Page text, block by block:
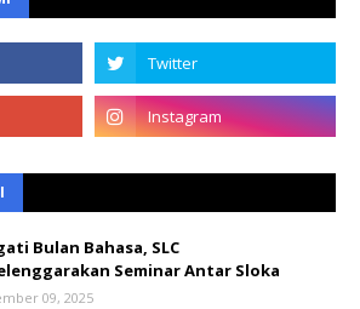
Bulan Bahasa, SLC
Seminar Antar Sloka
09, 2025